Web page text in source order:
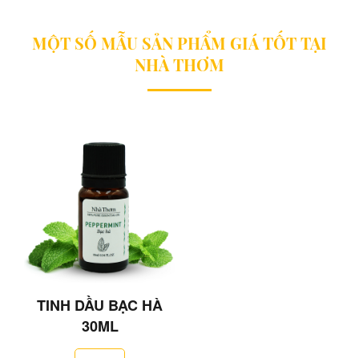
MỘT SỐ MẪU SẢN PHẨM GIÁ TỐT TẠI
NHÀ THƠM
TINH DẦU BẠC HÀ
30ML